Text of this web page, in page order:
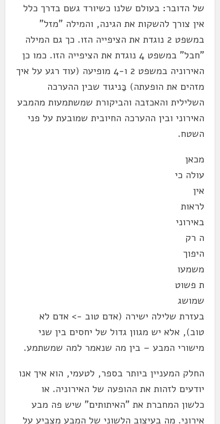
של הדובר: בעולם שלנו כשיורד גשם בדרך כלל
אין צורך להשקות את הגינה, והמילה "מזל"
במשפט 2 נוגדת את הציפייה הזו. כך גם המילה
"חבל" במשפט 4 נוגדת את הציפייה הזו. כמו כן
האירוניה במשפט 2 ו-4 מופיעה (עוד רגע על איך
מזהים את הופעתה) בַּניגוד שבין ההערכה
השלילית והאכזבה והביקורת שמשתמעות מהמבע
האירוני ובין ההערכה החיובית שמובעת על פני
השטח.
מכאן
עולה כי
אין
לראות
באירוני
ה רק
היפוך
משמעו
ת פשוט
שמושג
בעזרת שלילה ישירה (אדם טוב -> אדם לא
טוב), אלא יש מגוון גדול של יחסים בין שני
מישורי המבע – בין מה שנאמר למה שמשתמע.
החלק המעניין ביותר בספר, לטעמי, הוא איך אנו
יודעים לזהות את ההופעה של האירוניה. או
כלשון המחברת את "האיתותים" שיש פה מבע
אירוני. מה בעיצוב הלשוני של המבע מצביע על